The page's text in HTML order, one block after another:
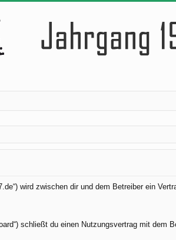
wird zwischen dir und dem Betreiber ein
schließt du einen Nutzungsvertrag mit